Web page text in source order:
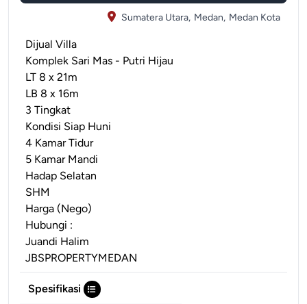
Sumatera Utara, Medan, Medan Kota
Dijual Villa
Komplek Sari Mas - Putri Hijau
LT 8 x 21m
LB 8 x 16m
3 Tingkat
Kondisi Siap Huni
4 Kamar Tidur
5 Kamar Mandi
Hadap Selatan
SHM
Harga (Nego)
Hubungi :
Juandi Halim
JBSPROPERTYMEDAN
Spesifikasi